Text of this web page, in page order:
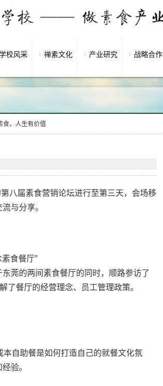
校风采 禅素文化 产业研究 战略合作
食，人生有价值
八届素食营销论坛进行至第三天，会场移
与分享。
食餐厅”
莞的两间素食餐厅的同时，顺路参访了
了餐厅的经营理念、员工管理政策。
自助餐是如何打造自己的就餐文化氛
验。